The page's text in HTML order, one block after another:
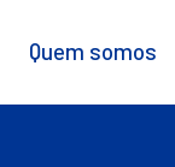
Quem somos